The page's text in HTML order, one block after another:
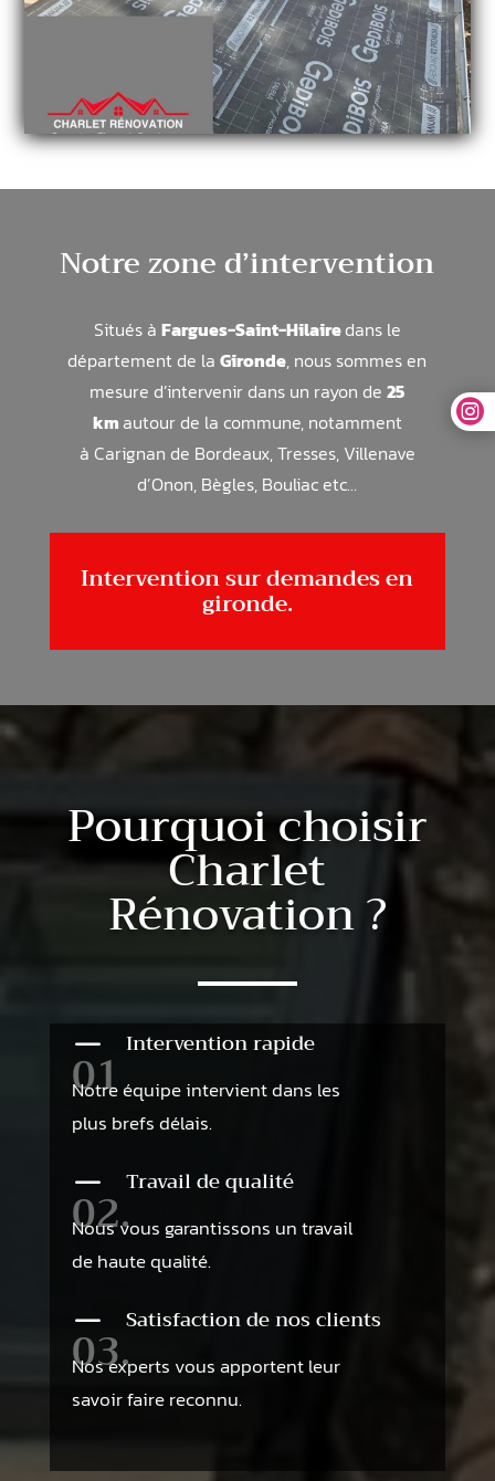
Notre zone d’intervention
Situés à Fargues-Saint-Hilairedans le
département de la Gironde, nous sommes en
mesure d’intervenir dans un rayon de 25
km autour de la commune, notamment
à Carignan de Bordeaux, Tresses, Villenave
d’Onon, Bègles, Bouliac etc…
Intervention sur demandes en
gironde.
Pourquoi choisir
Charlet
Rénovation ?
01
K Intervention rapide
Notre équipe intervient dans les
plus brefs délais.
02.
K Travail de qualité
Nous vous garantissons un travail
de haute qualité.
03.
K Satisfaction de nos clients
Nos experts vous apportent leur
savoir faire reconnu.
